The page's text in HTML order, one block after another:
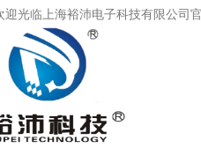
迎光临上海裕沛电子科技有限公司